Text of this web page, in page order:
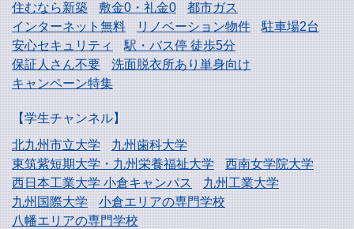
住むなら新築
敷金0・礼金0
都市ガス
インターネット無料
リノベーション物件
駐車場2台
安心セキュリティ
駅・バス停 徒歩5分
保証人さん不要
洗面脱衣所あり単身向け
キャンペーン特集
【学生チャンネル】
北九州市立大学
九州歯科大学
東筑紫短期大学・九州栄養福祉大学
西南女学院大学
西日本工業大学小倉キャンパス
九州工業大学
九州国際大学
小倉エリアの専門学校
八幡エリアの専門学校